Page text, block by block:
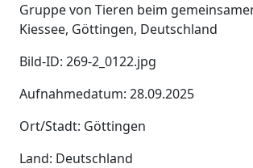
Gruppe von Tieren beim
Kiessee, Göttingen, Deutschland
Bild-ID: 269-2_0122.jpg
Aufnahmedatum: 28.09.2025
Ort/Stadt: Göttingen
Land: Deutschland